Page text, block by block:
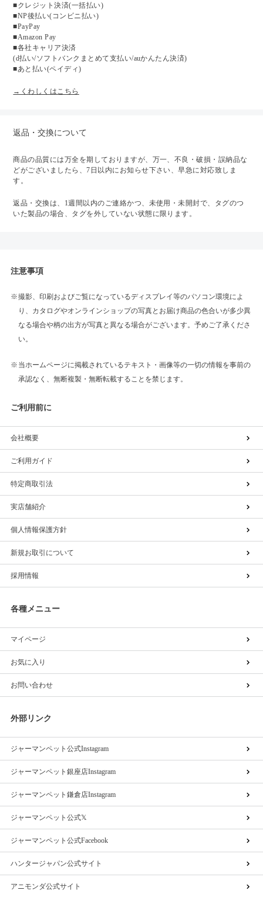
■クレジット決済(一括払い)
■NP後払い(コンビニ払い)
■PayPay
■Amazon Pay
■各社キャリア決済
(d払い/ソフトバンクまとめて支払い/auかんたん決済)
■あと払い(ペイディ)
→くわしくはこちら
返品・交換について
商品の品質には万全を期しておりますが、万一、不良・破損・誤納品な
どがございましたら、7日以内にお知らせ下さい、早急に対応致しま
す。
返品・交換は、1週間以内のご連絡かつ、未使用・未開封で、タグのつ
いた製品の場合、タグを外していない状態に限ります。
注意事項
撮影、印刷およびご覧になっているディスプレイ等のパソコン環境によ
り、カタログやオンラインショップの写真とお届け商品の色合いが多少異
なる場合や柄の出方が写真と異なる場合がございます。予めご了承くださ
い。
当ホームページに掲載されているテキスト・画像等の一切の情報を事前の
承認なく、無断複製・無断転載することを禁じます。
ご利用前に
会社概要
ご利用ガイド
特定商取引法
実店舗紹介
個人情報保護方針
新規お取引について
採用情報
各種メニュー
マイページ
お気に入り
お問い合わせ
外部リンク
ジャーマンペット公式Instagram
ジャーマンペット銀座店Instagram
ジャーマンペット鎌倉店Instagram
ジャーマンペット公式𝕏
ジャーマンペット公式Facebook
ハンタージャパン公式サイト
アニモンダ公式サイト